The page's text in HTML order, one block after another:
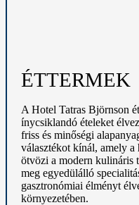
ÉTTERMEK
A Hotel Tatras Björnson
ínycsiklandó ételeket
friss és minőségi
választékot kínál, amely
ötvözi a modern kulináris
meg egyedülálló
gasztronómiai élményt
környezetében.